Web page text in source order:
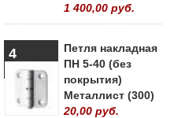
1 400,00 руб.
4
Петля накладная
ПН 5-40 (без
покрытия)
Металлист (300)
20,00 руб.